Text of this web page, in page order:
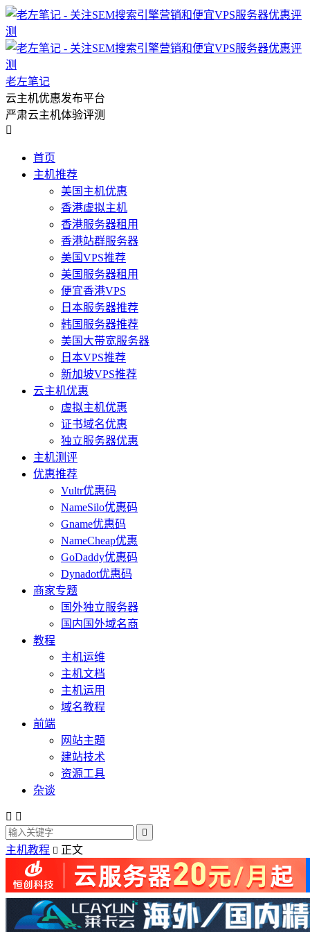
老左笔记
云主机优惠发布平台
严肃云主机体验评测

首页
主机推荐
美国主机优惠
香港虚拟主机
香港服务器租用
香港站群服务器
美国VPS推荐
美国服务器租用
便宜香港VPS
日本服务器推荐
韩国服务器推荐
美国大带宽服务器
日本VPS推荐
新加坡VPS推荐
云主机优惠
虚拟主机优惠
证书域名优惠
独立服务器优惠
主机测评
优惠推荐
Vultr优惠码
NameSilo优惠码
Gname优惠码
NameCheap优惠
GoDaddy优惠码
Dynadot优惠码
商家专题
国外独立服务器
国内国外域名商
教程
主机运维
主机文档
主机运用
域名教程
前端
网站主题
建站技术
资源工具
杂谈
 

主机教程  正文